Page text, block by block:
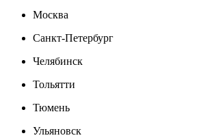
Москва
Санкт-Петербург
Челябинск
Тольятти
Тюмень
Ульяновск